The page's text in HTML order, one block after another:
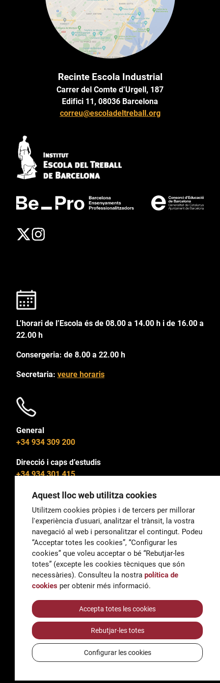
Recinte Escola Industrial
Carrer del Comte d’Urgell, 187
Edifici 11, 08036 Barcelona
correu@escoladeltreball.org
L’horari de l’Escola és de 08.00 a 14.00 h i de 16.00 a
22.00 h
Consergeria: de 8.00 a 22.00 h
Secretaria: veure horaris
General
+34 934 309 200
Direcció i caps d’estudis
+34 934 301 415
General
correu@escoladeltreball.org
Informació
informacio@escoladeltreball.org
AccessibilitatAvís legal i Política de Privacitat
Política de cookies
Crèdits
Aquest lloc web utilitza cookies
Utilitzem cookies pròpies i de tercers per millorar
l'experiència d'usuari, analitzar el trànsit, la vostra
navegació al web i personalitzar el contingut. Podeu
“Acceptar totes les cookies”, “Configurar les
cookies” que voleu acceptar o bé “Rebutjar-les
totes” (excepte les cookies tècniques que són
necessàries). Consulteu la nostra política de
cookies per obtenir més informació.
Accepta totes les cookies
Rebutjar-les totes
Configurar les cookies